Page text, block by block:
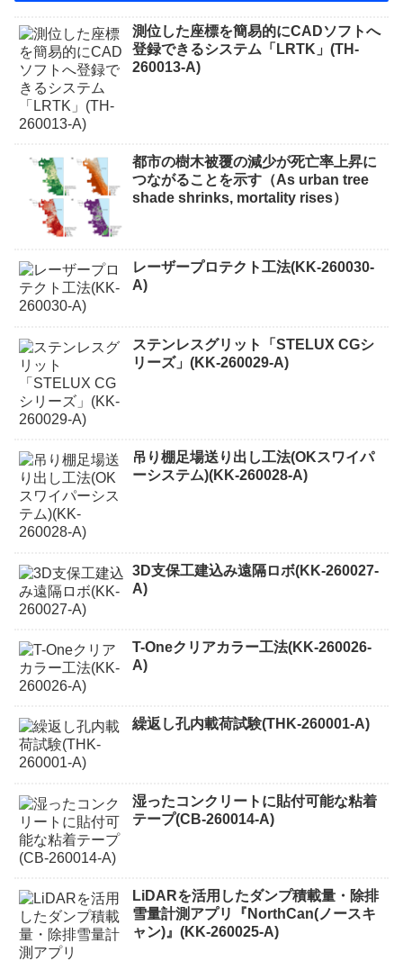
測位した座標を簡易的にCADソフトへ
登録できるシステム「LRTK」(TH-
260013-A)
都市の樹木被覆の減少が死亡率上昇に
つながることを示す（As urban tree
shade shrinks, mortality rises）
レーザープロテクト⼯法(KK-260030-
A)
ステンレスグリット「STELUX CGシ
リーズ」(KK-260029-A)
吊り棚足場送り出し工法(OKスワイパ
ーシステム)(KK-260028-A)
3D支保工建込み遠隔ロボ(KK-260027-
A)
T-Oneクリアカラー工法(KK-260026-
A)
繰返し孔内載荷試験(THK-260001-A)
湿ったコンクリートに貼付可能な粘着
テープ(CB-260014-A)
LiDARを活用したダンプ積載量・除排
雪量計測アプリ『NorthCan(ノースキ
ャン)』(KK-260025-A)